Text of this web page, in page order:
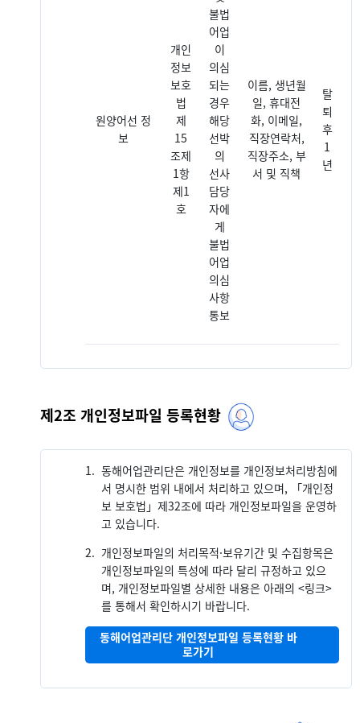
원양어선 정
보
개인
정보
보호
법
제
15
조제
1항
제1
호
불법
어업
이
의심
되는
경우
해당
선박
의
선사
담당
자에
게
불법
어업
의심
사항
통보
이름, 생년월
일, 휴대전
화, 이메일,
직장연락처,
직장주소, 부
서 및 직책
탈
퇴
후
1
년
제2조 개인정보파일 등록현황
1. 동해어업관리단은 개인정보를 개인정보처리방침에
서 명시한 범위 내에서 처리하고 있으며, 「개인정
보 보호법」제32조에 따라 개인정보파일을 운영하
고 있습니다.
2. 개인정보파일의 처리목적·보유기간 및 수집항목은
개인정보파일의 특성에 따라 달리 규정하고 있으
며, 개인정보파일별 상세한 내용은 아래의 <링크>
를 통해서 확인하시기 바랍니다.
동해어업관리단 개인정보파일 등록현황 바
로가기